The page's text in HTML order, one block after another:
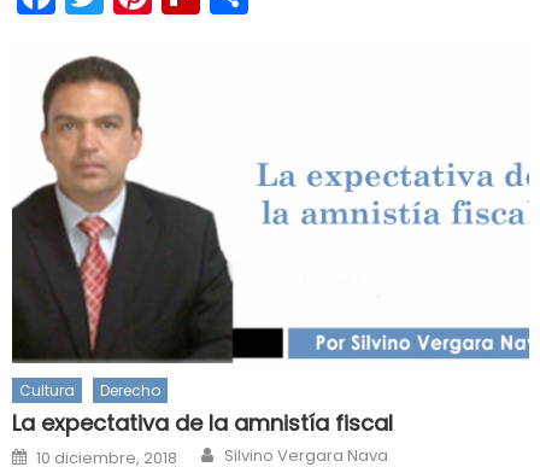
Cultura Derecho
La expectativa de la amnistía fiscal
Posted
10 diciembre, 2018 Author
Silvino Vergara Nava